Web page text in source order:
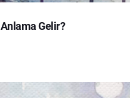
Gelir?